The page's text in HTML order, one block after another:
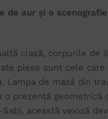
aur și o
clasă, corpurile de
piese sunt cele
de masă din
prezență geometrică
această veioză